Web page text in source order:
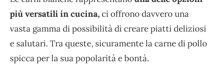
più versatili in cucina,ci offrono davvero una
vasta gamma di possibilità di creare piatti deliziosi
e salutari. Tra queste, sicuramente la carne di pollo
spicca per la sua popolarità e bontà.